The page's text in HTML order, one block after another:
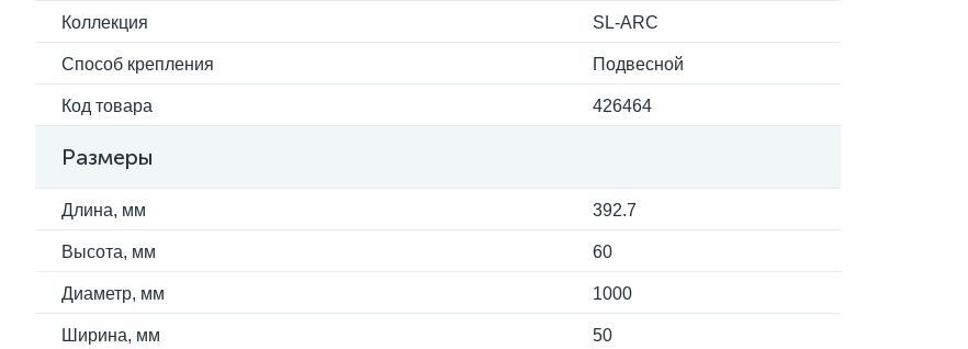
Коллекция SL-ARC
Способ крепления Подвесной
Код товара 426464
Размеры
Длина, мм 392.7
Высота, мм 60
Диаметр, мм 1000
Ширина, мм 50